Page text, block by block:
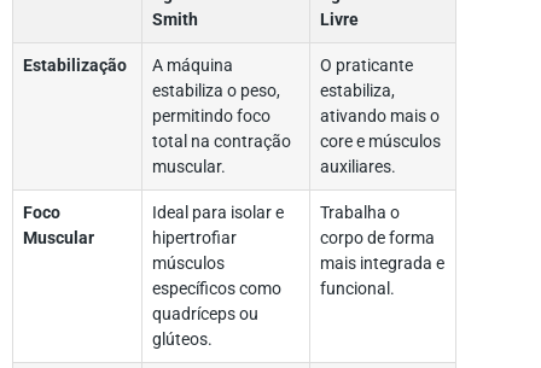
Smith
Livre
Estabilização
A máquina
estabiliza o peso,
permitindo foco
total na contração
muscular.
O praticante
estabiliza,
ativando mais o
core e músculos
auxiliares.
Foco
Muscular
Ideal para isolar e
hipertrofiar
músculos
específicos como
quadríceps ou
glúteos.
Trabalha o
corpo de forma
mais integrada e
funcional.